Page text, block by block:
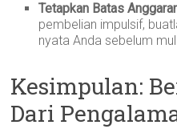
Tetapkan Batas
pembelian impulsif,
nyata Anda sebelum
Kesimpulan:
Dari